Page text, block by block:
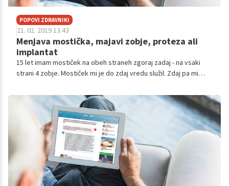
POPOVI ZDRAVNIKI
21. 02. 2019 13.43
Menjava mostička, majavi zobje, proteza ali
implantat
15 let imam mostiček na obeh straneh zgoraj zadaj - na vsaki
strani 4 zobje. Mostiček mi je do zdaj vredu služil. Zdaj pa mi
zobje spodaj verjetno preveč majavi in bom potem mogla imeti
protezo; česar pa si ne želim (stara sem 42). Mostiček mi je
delala moja prejšnja zobozdravnica. Druga možnost naj bi bila
implatant; pri čemer se bojim, da bi mi ga telo zavrnilo oz.se mi
ne bi vrastel v kost. Potem bi samo vrgla denar, nazadnje bi bila
pa še vedno brez zob. Hkrati mi je dr. dejala, da mi ne more
garantirati koliko časa mi bo mostiček zdržal (cc.5-7 let). Zakaj
tako malo, če imam pa tega že toliko časa? In po čem ona
sklepa, da so spodaj zobje majavi? Ali postanejo majavi, ko se